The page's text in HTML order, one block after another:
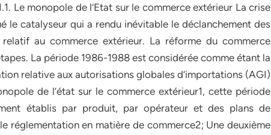
Le monopole de l’Etat sur le commerce extérieur La crise
le catalyseur qui a rendu inévitable le déclanchement des
au commerce extérieur. La réforme du commerce
La période 1986-1988 est considérée comme étant la
relative aux autorisations globales d’importations (AGI)
de l’état sur le commerce extérieur1, cette période
établis par produit, par opérateur et des plans de
réglementation en matière de commerce2; Une deuxième